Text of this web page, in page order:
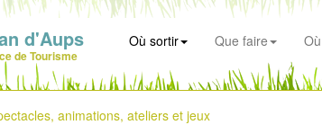
d'Aups
de Tourisme
Où sortir Que faire
animations, ateliers et jeux